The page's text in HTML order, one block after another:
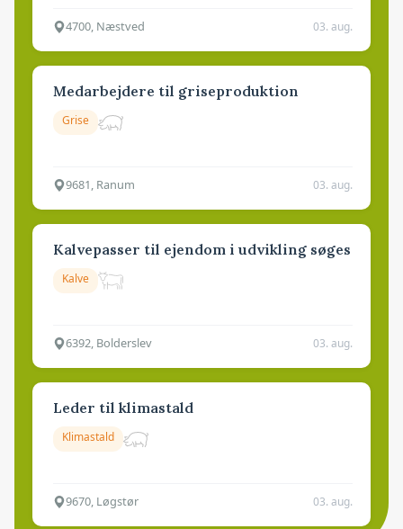
4700, Næstved 03. aug.
Medarbejdere til griseproduktion
Grise
9681, Ranum 03. aug.
Kalvepasser til ejendom i udvikling søges
Kalve
6392, Bolderslev 03. aug.
Leder til klimastald
Klimastald
9670, Løgstør 03. aug.